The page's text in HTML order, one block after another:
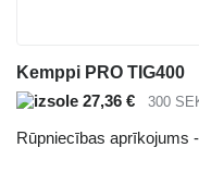
Kemppi PRO TIG400
27,36 €
300
Rūpniecības aprīkojums